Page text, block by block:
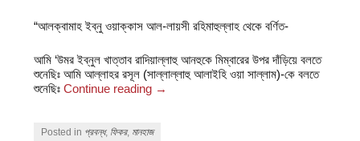
“আলক্বামাহ ইব্‌নু ওয়াক্কাস আল-লায়সী রহিমাহুল্লাহ থেকে বর্ণিত-
আমি ‘উমর ইব্‌নুল খাত্তাব রাদিয়াল্লাহু আনহুকে মিম্বারের উপর দাঁড়িয়ে বলতে
শুনেছিঃ আমি আল্লাহর রসূল (সাল্লাল্লাহু আলাইহি ওয়া সাল্লাম)-কে বলতে
শুনেছিঃContinue reading →
Posted in প্রবন্ধ, ফিকর, মানহাজ